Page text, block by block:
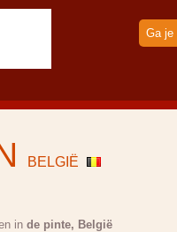
Ga je
BELGIË
in de pinte, België